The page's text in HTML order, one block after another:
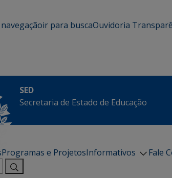
ir para buscaOuvidoria
SED
Secretaria de Estado de Educação
Programas e ProjetosInformativos Fale